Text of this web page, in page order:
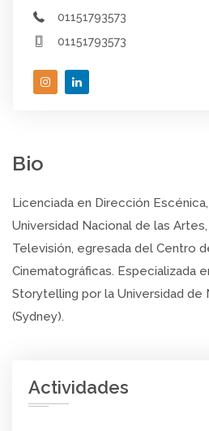
01151793573
01151793573
Bio
Licenciada en Dirección
Universidad Nacional de las
Televisión, egresada del Centro
Cinematográficas. Especializada
Storytelling por la Universidad de
(Sydney).
Actividades